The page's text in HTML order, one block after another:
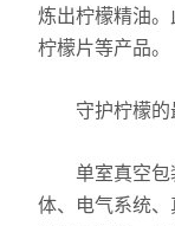
炼出柠檬精油。
柠檬片等产品。
守护柠檬的最
单室真空包
体、电气系统